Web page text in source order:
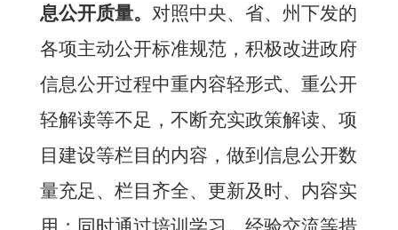
息公开质量。 对照中央、省、州下发的
各项主动公开标准规范，积极改进政府
信息公开过程中重内容轻形式、重公开
轻解读等不足，不断充实政策解读、项
目建设等栏目的内容，做到信息公开数
量充足、栏目齐全、更新及时、内容实